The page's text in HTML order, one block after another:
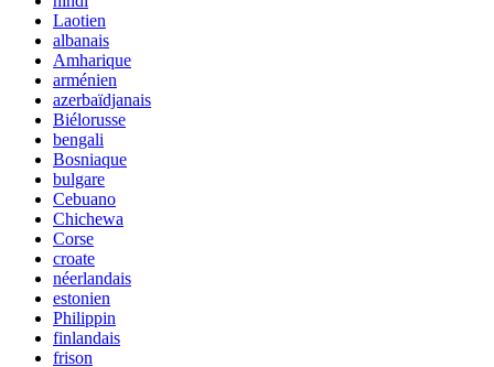
Laotien
albanais
Amharique
arménien
azerbaïdjanais
Biélorusse
bengali
Bosniaque
bulgare
Cebuano
Chichewa
Corse
croate
néerlandais
estonien
Philippin
finlandais
frison